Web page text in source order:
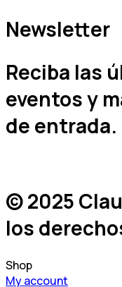
Newsletter
Reciba las
eventos y
de entrada.
© 2025
los
Shop
My account